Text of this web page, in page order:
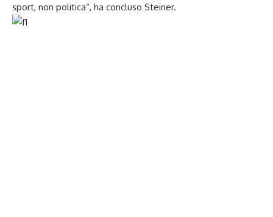
sport, non politica“, ha concluso Steiner.